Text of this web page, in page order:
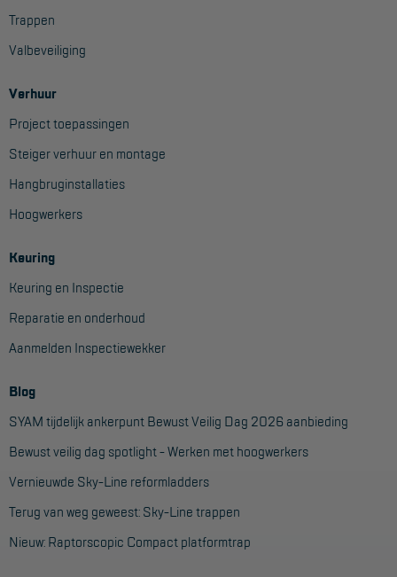
Knikarmhoogwerkers
Spinhoogwerkers
Schaarhoogwerkers
Masthoogwerkers
Autohoogwerkers
Project toepassingen
Hoogbouw
Industrie
KEURING
Keuring en Inspectie
Ladders en trappen
Steigers
Valbeveiliging
Trappen
Valbeveiliging
Verhuur
Project toepassingen
Steiger verhuur en montage
Hangbruginstallaties
Hoogwerkers
Keuring
Keuring en Inspectie
Reparatie en onderhoud
Aanmelden Inspectiewekker
Blog
SYAM tijdelijk ankerpunt Bewust Veilig Dag 2026 aanbieding
Bewust veilig dag spotlight - Werken met hoogwerkers
Vernieuwde Sky-Line reformladders
Terug van weg geweest: Sky-Line trappen
Nieuw: Raptorscopic Compact platformtrap